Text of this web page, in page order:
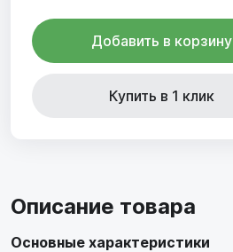
Добавить в корзину
Купить в 1 клик
Описание товара
Основные характеристики